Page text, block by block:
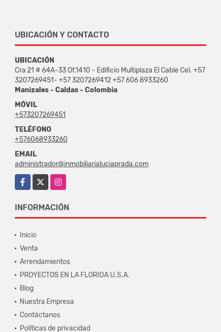
UBICACIÓN Y CONTACTO
UBICACIÓN
Cra 21 # 64A-33 Of.1410 - Edificio Multiplaza El Cable Cel. +57
3207269451- +57 3207269412 +57 606 8933260
Manizales - Caldas - Colombia
MÓVIL
+573207269451
TELÉFONO
+576068933260
EMAIL
administrador@inmobiliarialuciaprada.com
Facebook
Instagram
INFORMACIÓN
Inicio
Venta
Arrendamientos
PROYECTOS EN LA FLORIDA U.S.A.
Blog
Nuestra Empresa
Contáctanos
Políticas de privacidad